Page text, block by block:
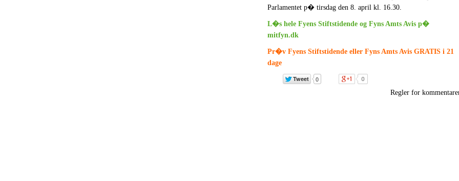
Parlamentet p� tirsdag den 8. april kl. 16.30.
L�s hele Fyens Stiftstidende og Fyns Amts Avis p�
mitfyn.dk
Pr�v Fyens Stiftstidende eller Fyns Amts Avis GRATIS i 21
dage
Regler for